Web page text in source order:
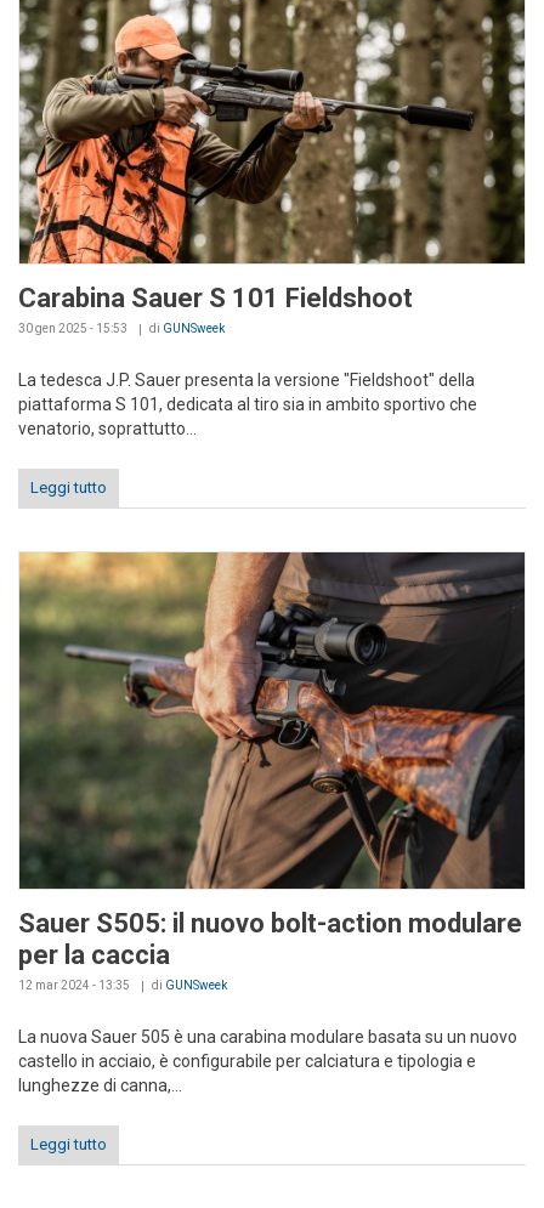
Carabina Sauer S 101 Fieldshoot
30 gen 2025 - 15:53 di GUNSweek
La tedesca J.P. Sauer presenta la versione "Fieldshoot" della
piattaforma S 101, dedicata al tiro sia in ambito sportivo che
venatorio, soprattutto...
Leggi tutto
Sauer S505: il nuovo bolt-action modulare
per la caccia
12 mar 2024 - 13:35 di GUNSweek
La nuova Sauer 505 è una carabina modulare basata su un nuovo
castello in acciaio, è configurabile per calciatura e tipologia e
lunghezze di canna,...
Leggi tutto